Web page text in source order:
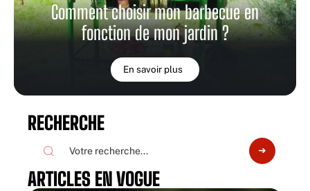
Comment choisir mon barbecue en
fonction de mon jardin ?
En savoir plus
RECHERCHE
ARTICLES EN VOGUE